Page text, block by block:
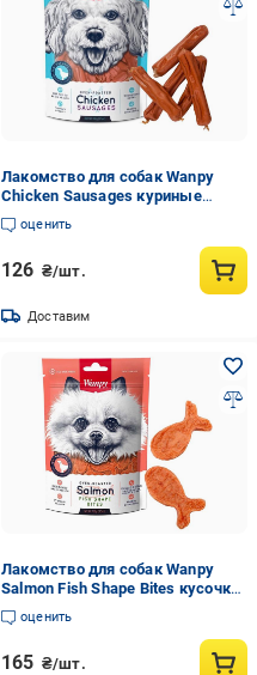
Лакомство для собак Wanpy
Chicken Sausages куриные
сосиски (SA-01H)
оценить
126 ₴/шт.
Доставим
Лакомство для собак Wanpy
Salmon Fish Shape Bites кусочки
лосося (FA-32)
оценить
165 ₴/шт.